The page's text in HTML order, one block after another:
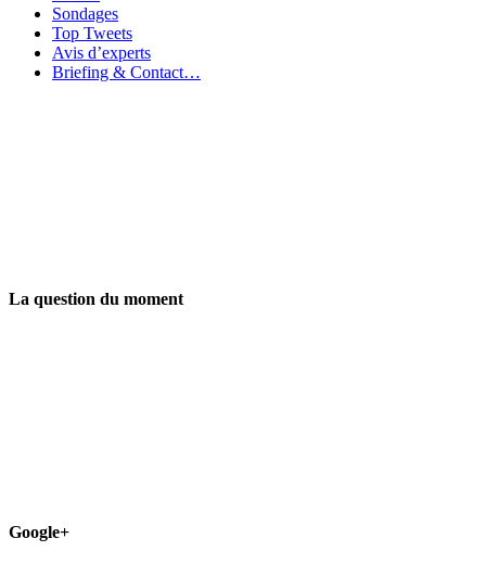
Sondages
Top Tweets
Avis d’experts
Briefing & Contact…
La question du moment
Google+